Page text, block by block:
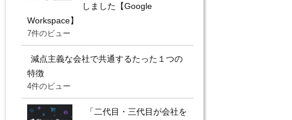
しました【Google
Workspace】
7件のビュー
減点主義な会社で共通するたった１つの
特徴
4件のビュー
「二代目・三代目が会社を